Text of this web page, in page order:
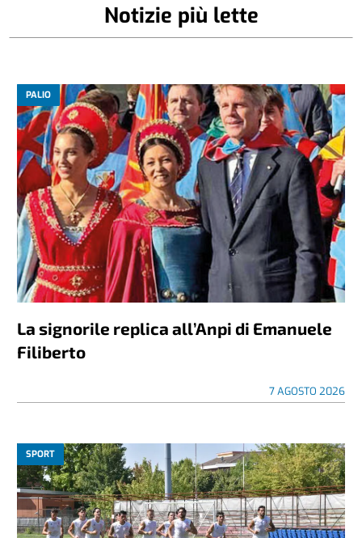
Notizie più lette
PALIO
La signorile replica all’Anpi di Emanuele
Filiberto
7 AGOSTO 2026
SPORT